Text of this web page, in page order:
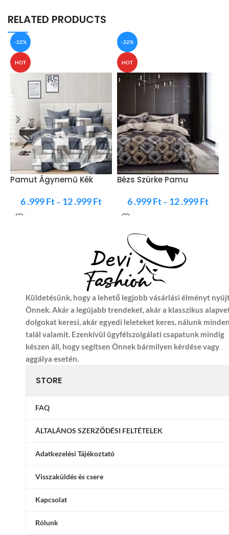
RELATED PRODUCTS
-22%
HOT
Pamut Ágynemű Kék
6 .999Ft – 12 .999Ft
-22%
HOT
Bézs Szürke Pamu
6 .999Ft – 12 .999Ft
Küldetésünk, hogy a lehető legjobb vásárlási élményt
Önnek. Akár a legújabb trendeket, akár a klasszikus
dolgokat keresi, akár egyedi leleteket keres, nálunk
talál valamit. Ezenkívül ügyfélszolgálati csapatunk mindig
készen áll, hogy segítsen Önnek bármilyen kérdése vagy
aggálya esetén.
STORE
FAQ
ÁLTALÁNOS SZERZŐDÉSI FELTÉTELEK
Adatkezelési Tájékoztató
Visszaküldés és csere
Kapcsolat
Rólunk